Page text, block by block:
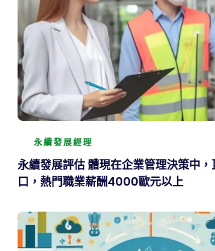
永續發展經理
永續發展評估 體現在企業管理決策中
口，熱門職業薪酬4000歐元以上